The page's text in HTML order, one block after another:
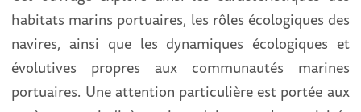
habitats marins portuaires, les rôles écologiques des
navires, ainsi que les dynamiques écologiques et
évolutives propres aux communautés marines
portuaires. Une attention particulière est portée aux